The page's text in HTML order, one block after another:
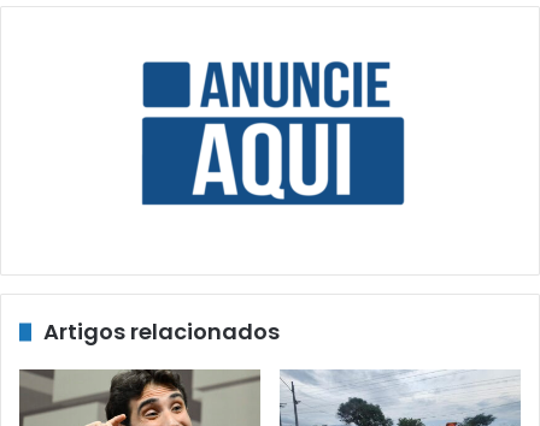
Artigos relacionados